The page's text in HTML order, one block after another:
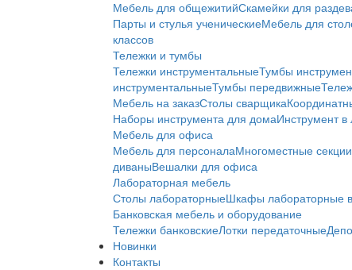
Мебель для общежитийСкамейки для
Парты и стулья ученическиеМебель для
классов
Тележки и тумбы
Тележки инструментальныеТумбы
инструментальныеТумбы передвижные
Мебель на заказСтолы сварщика
Наборы инструмента для домаИнструмент
Мебель для офиса
Мебель для персоналаМногоместные секции
диваныВешалки для офиса
Лабораторная мебель
Столы лабораторныеШкафы лабораторные
Банковская мебель и оборудование
Тележки банковскиеЛотки передаточные
Новинки
Контакты